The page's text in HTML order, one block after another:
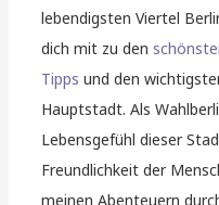
lebendigsten Viertel
dich mit zu den
Tipps und den
Hauptstadt. Als
Lebensgefühl dieser
Freundlichkeit der
meinen Abenteuern